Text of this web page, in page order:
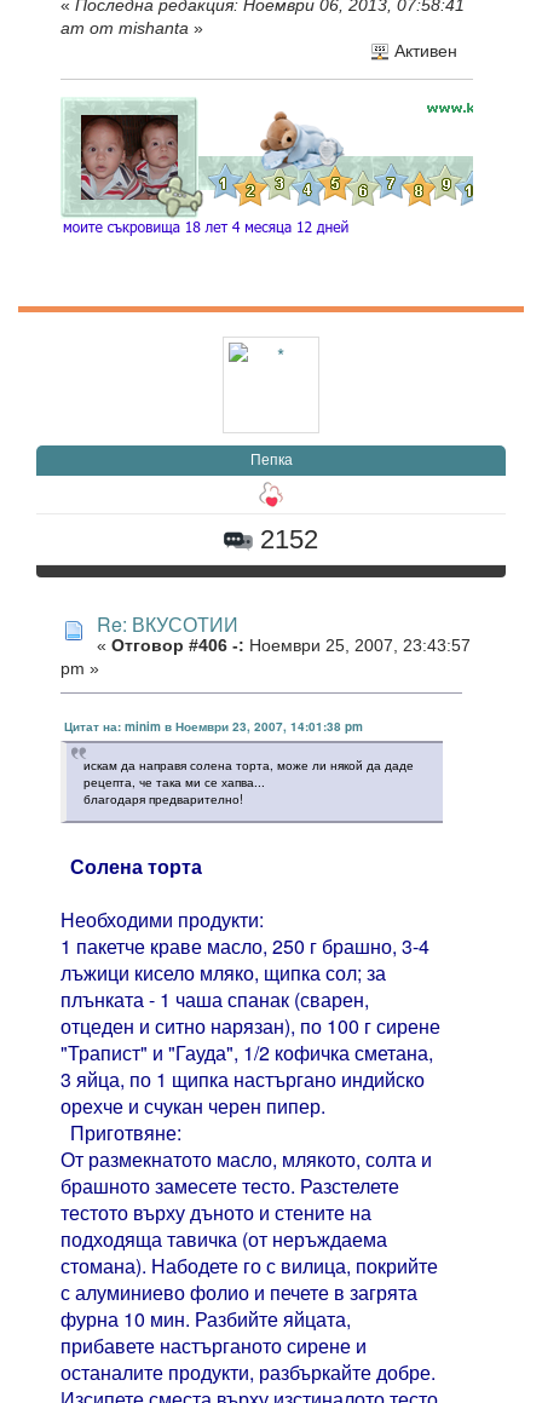
« Последна редакция: Ноември 06, 2013, 07:58:41
am от mishanta »
Активен
Пепка
2152
Re: ВКУСОТИИ
« Отговор #406 -: Ноември 25, 2007, 23:43:57
pm »
Цитат на: minim в Ноември 23, 2007, 14:01:38 pm
искам да направя солена торта, може ли някой да даде
рецепта, че така ми се хапва...
благодаря предварително!
Солена торта
Необходими продукти:
1 пакетче краве масло, 250 г брашно, 3-4
лъжици кисело мляко, щипка сол; за
плънката - 1 чаша спанак (сварен,
отцеден и ситно нарязан), по 100 г сирене
"Трапист" и "Гауда", 1/2 кофичка сметана,
3 яйца, по 1 щипка настъргано индийско
орехче и счукан черен пипер.
Приготвяне:
От размекнатото масло, млякото, солта и
брашното замесете тесто. Разстелете
тестото върху дъното и стените на
подходяща тавичка (от неръждаема
стомана). Набодете го с вилица, покрийте
с алуминиево фолио и печете в загрята
фурна 10 мин. Разбийте яйцата,
прибавете настърганото сирене и
останалите продукти, разбъркайте добре.